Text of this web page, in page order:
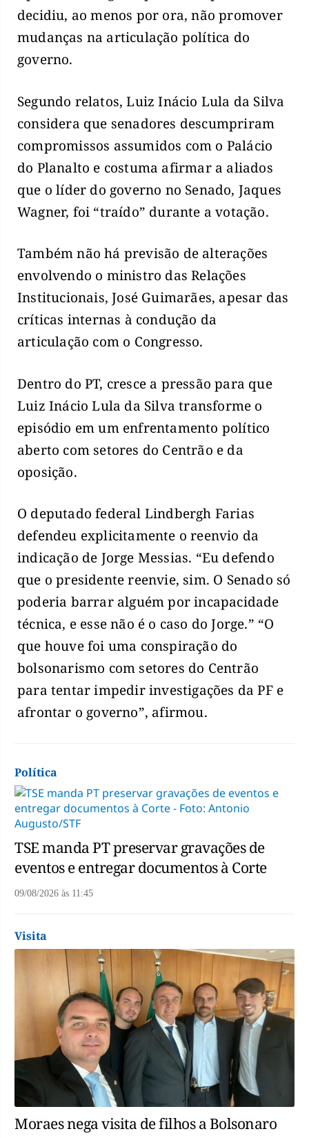
decidiu, ao menos por ora, não promover
mudanças na articulação política do
governo.
Segundo relatos, Luiz Inácio Lula da Silva
considera que senadores descumpriram
compromissos assumidos com o Palácio
do Planalto e costuma afirmar a aliados
que o líder do governo no Senado, Jaques
Wagner, foi “traído” durante a votação.
Também não há previsão de alterações
envolvendo o ministro das Relações
Institucionais, José Guimarães, apesar das
críticas internas à condução da
articulação com o Congresso.
Dentro do PT, cresce a pressão para que
Luiz Inácio Lula da Silva transforme o
episódio em um enfrentamento político
aberto com setores do Centrão e da
oposição.
O deputado federal Lindbergh Farias
defendeu explicitamente o reenvio da
indicação de Jorge Messias. “Eu defendo
que o presidente reenvie, sim. O Senado só
poderia barrar alguém por incapacidade
técnica, e esse não é o caso do Jorge.” “O
que houve foi uma conspiração do
bolsonarismo com setores do Centrão
para tentar impedir investigações da PF e
afrontar o governo”, afirmou.
Política
TSE manda PT preservar gravações de
eventos e entregar documentos à Corte
09/08/2026 às 11:45
Visita
Moraes nega visita de filhos a Bolsonaro